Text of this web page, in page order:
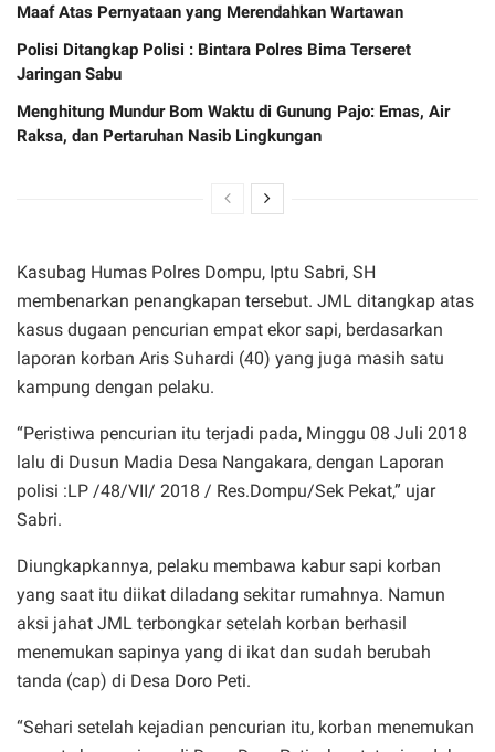
Maaf Atas Pernyataan yang Merendahkan Wartawan
Polisi Ditangkap Polisi : Bintara Polres Bima Terseret
Jaringan Sabu
Menghitung Mundur Bom Waktu di Gunung Pajo: Emas, Air
Raksa, dan Pertaruhan Nasib Lingkungan
Kasubag Humas Polres Dompu, Iptu Sabri, SH
membenarkan penangkapan tersebut. JML ditangkap atas
kasus dugaan pencurian empat ekor sapi, berdasarkan
laporan korban Aris Suhardi (40) yang juga masih satu
kampung dengan pelaku.
“Peristiwa pencurian itu terjadi pada, Minggu 08 Juli 2018
lalu di Dusun Madia Desa Nangakara, dengan Laporan
polisi :LP /48/VII/ 2018 / Res.Dompu/Sek Pekat,” ujar
Sabri.
Diungkapkannya, pelaku membawa kabur sapi korban
yang saat itu diikat diladang sekitar rumahnya. Namun
aksi jahat JML terbongkar setelah korban berhasil
menemukan sapinya yang di ikat dan sudah berubah
tanda (cap) di Desa Doro Peti.
“Sehari setelah kejadian pencurian itu, korban menemukan